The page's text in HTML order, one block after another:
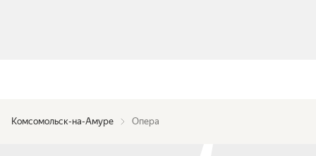
Комсомольск-на-Амуре Опера